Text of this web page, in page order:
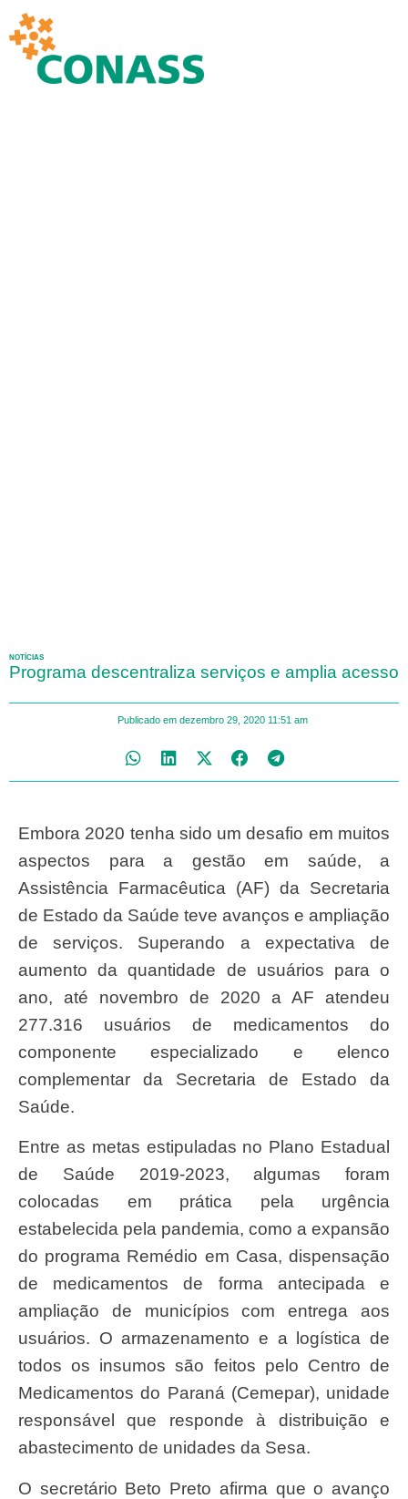
NOTÍCIAS
Programa descentraliza serviços e amplia acesso
Publicado em dezembro 29, 2020 11:51 am
Embora 2020 tenha sido um desafio em muitos
aspectos para a gestão em saúde, a
Assistência Farmacêutica (AF) da Secretaria
de Estado da Saúde teve avanços e ampliação
de serviços. Superando a expectativa de
aumento da quantidade de usuários para o
ano, até novembro de 2020 a AF atendeu
277.316 usuários de medicamentos do
componente especializado e elenco
complementar da Secretaria de Estado da
Saúde.
Entre as metas estipuladas no Plano Estadual
de Saúde 2019-2023, algumas foram
colocadas em prática pela urgência
estabelecida pela pandemia, como a expansão
do programa Remédio em Casa, dispensação
de medicamentos de forma antecipada e
ampliação de municípios com entrega aos
usuários. O armazenamento e a logística de
todos os insumos são feitos pelo Centro de
Medicamentos do Paraná (Cemepar), unidade
responsável que responde à distribuição e
abastecimento de unidades da Sesa.
O secretário Beto Preto afirma que o avanço